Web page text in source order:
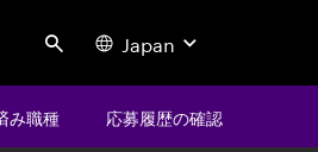
Search Japan
み職種 応募履歴の確認